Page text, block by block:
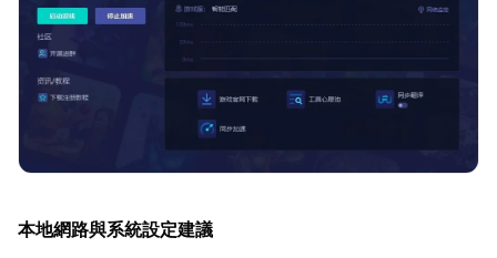
本地網路與系統設定建議